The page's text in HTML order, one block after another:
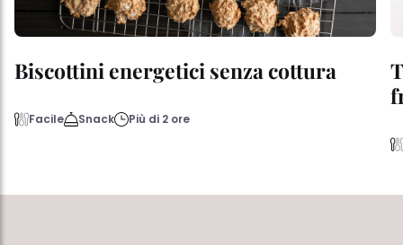
Biscottini energetici senza cottura
Facile Snack Più di 2 ore